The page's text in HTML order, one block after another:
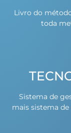
Livro do
toda
Sistema de
mais sistema